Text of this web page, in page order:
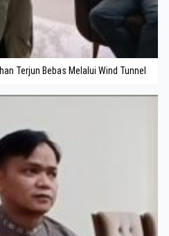
Terjun Bebas Melalui Wind Tunnel